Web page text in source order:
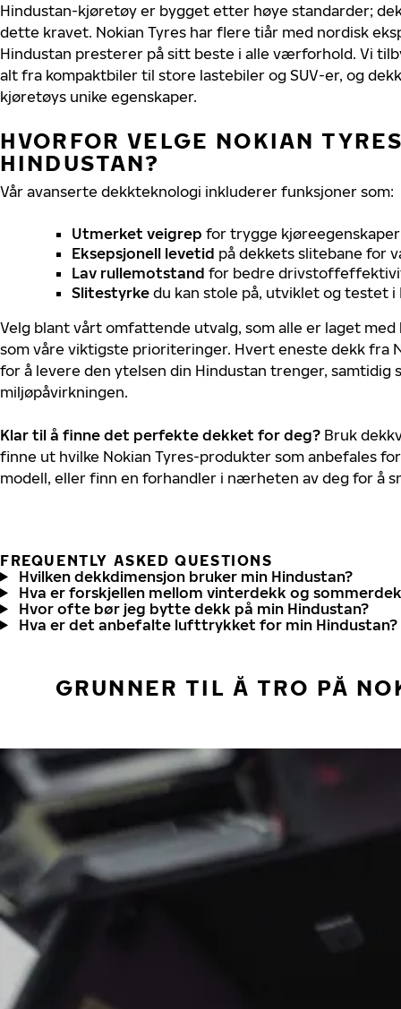
Hindustan-kjøretøy er bygget etter høye standarder;
dette kravet. Nokian Tyres har flere tiår med nordisk
Hindustan presterer på sitt beste i alle værforhold. Vi
alt fra kompaktbiler til store lastebiler og SUV-er, og
kjøretøys unike egenskaper.
HVORFOR VELGE NOKIAN
HINDUSTAN?
Vår avanserte dekkteknologi inkluderer funksjoner som:
Utmerket veigrep for trygge
Eksepsjonell levetid på dekkets slitebane for
Lav rullemotstand for bedre
Slitestyrke du kan stole på, utviklet og testet i
Velg blant vårt omfattende utvalg, som alle er laget
som våre viktigste prioriteringer. Hvert eneste dekk fra
for å levere den ytelsen din Hindustan trenger, samtidig
miljøpåvirkningen.
Klar til å finne det perfekte dekket for deg? Bruk
finne ut hvilke Nokian Tyres-produkter som anbefales
modell, eller finn en forhandler i nærheten av deg for å
FREQUENTLY ASKED QUESTIONS
Hvilken dekkdimensjon bruker min Hindustan?
Hva er forskjellen mellom vinterdekk og
Hvor ofte bør jeg bytte dekk på min Hindustan?
Hva er det anbefalte lufttrykket for min Hindustan?
GRUNNER TIL Å TRO PÅ